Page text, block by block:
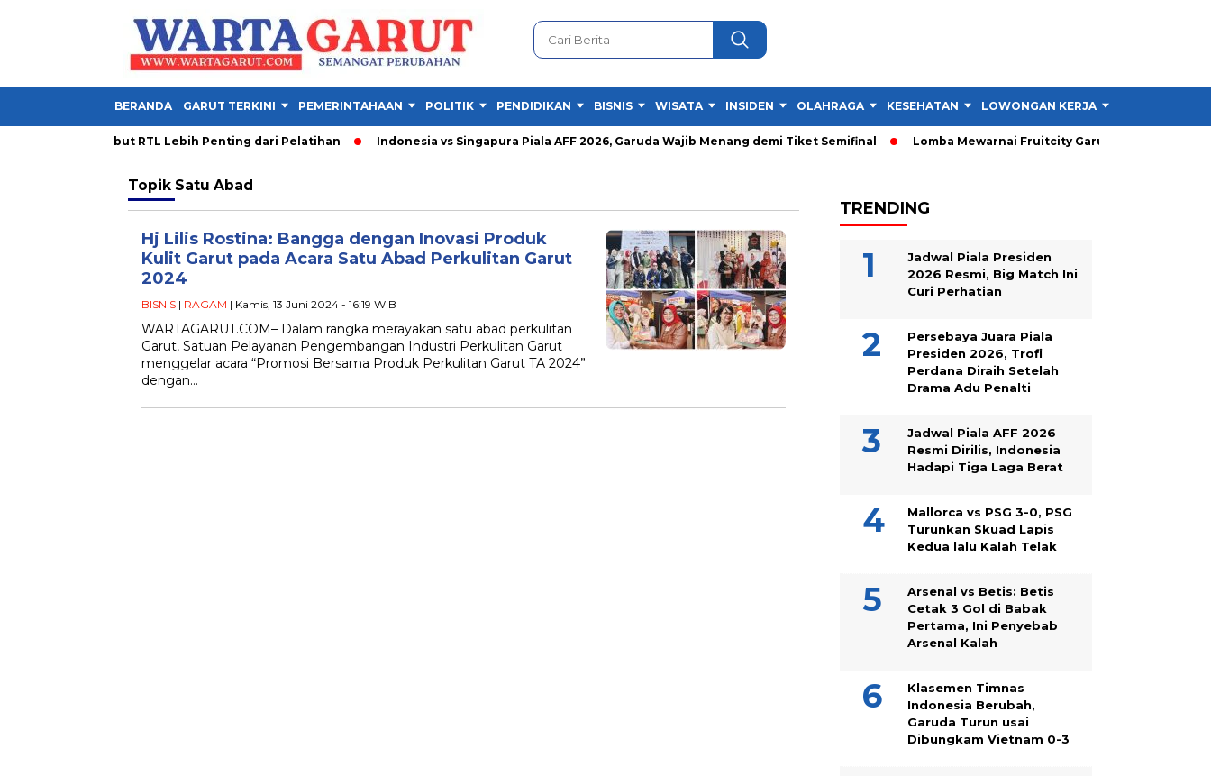
BERANDA GARUT TERKINI PEMERINTAHAAN POLITIK PENDIDIKAN BISNIS WISATA INSIDEN OLAHRAGA KESEHATAN LOWONGAN KERJA
PDM Garut Sebut RTL Lebih Penting dari Pelatihan Indonesia vs Singapura Piala AFF 2026, Garuda Wajib Menang demi Tiket Semifinal Lomba Mewarnai Fruitcity Garut Dibuka, Anak Dapat
Topik Satu Abad
Hj Lilis Rostina: Bangga dengan Inovasi Produk
Kulit Garut pada Acara Satu Abad Perkulitan Garut
2024
BISNIS | RAGAM | Kamis, 13 Juni 2024 - 16:19 WIB
WARTAGARUT.COM– Dalam rangka merayakan satu abad perkulitan
Garut, Satuan Pelayanan Pengembangan Industri Perkulitan Garut
menggelar acara “Promosi Bersama Produk Perkulitan Garut TA 2024”
dengan…
TRENDING
Jadwal Piala Presiden
2026 Resmi, Big Match Ini
Curi Perhatian
Persebaya Juara Piala
Presiden 2026, Trofi
Perdana Diraih Setelah
Drama Adu Penalti
Jadwal Piala AFF 2026
Resmi Dirilis, Indonesia
Hadapi Tiga Laga Berat
Mallorca vs PSG 3-0, PSG
Turunkan Skuad Lapis
Kedua lalu Kalah Telak
Arsenal vs Betis: Betis
Cetak 3 Gol di Babak
Pertama, Ini Penyebab
Arsenal Kalah
Klasemen Timnas
Indonesia Berubah,
Garuda Turun usai
Dibungkam Vietnam 0-3